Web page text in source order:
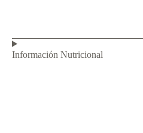
Información Nutricional